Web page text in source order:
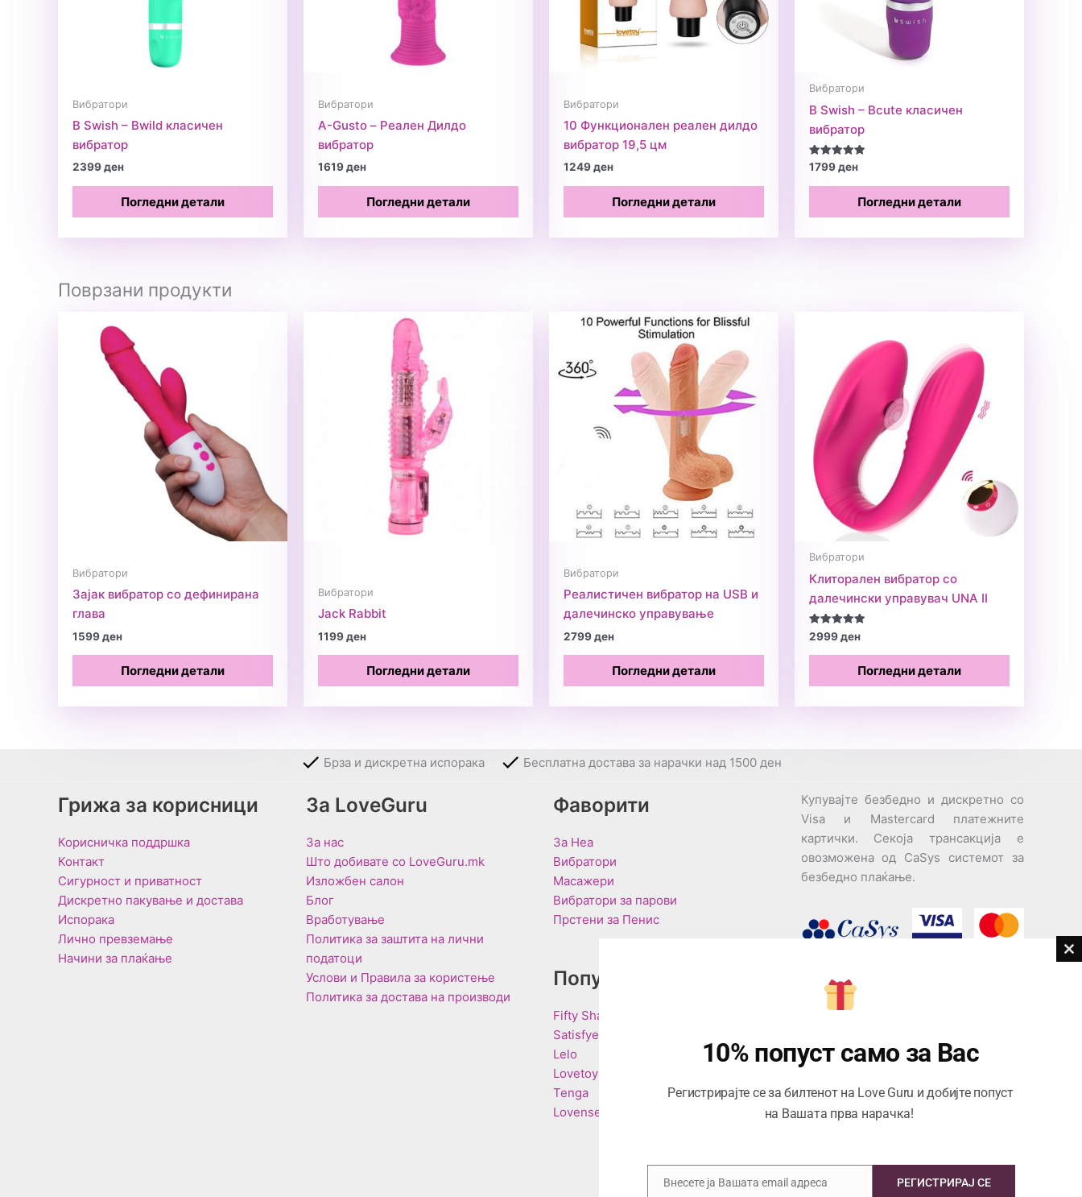
Вибратори
B Swish – Bwild класичен
вибратор
2399ден
Погледни детали
Вибратори
A-Gusto – Реален Дилдо
вибратор
1619ден
Погледни детали
Вибратори
10 Функционален реален дилдо
вибратор 19,5 цм
1249ден
Погледни детали
Вибратори
B Swish – Bcute класичен
вибратор
Оценето
од 5
1799ден
Погледни детали
Поврзани продукти
Вибратори
Зајак вибратор со дефинирана
глава
1599ден
Погледни детали
Вибратори
Jack Rabbit
1199ден
Погледни детали
Вибратори
Реалистичен вибратор на USB и
далечинско управување
2799ден
Погледни детали
Вибратори
Клиторален вибратор со
далечински управувач UNA II
Оценето
5.00
од 5
2999ден
Погледни детали
Брза и дискретна испорака Бесплатна достава за нарачки над 1500 ден
Грижа за корисници
Корисничка поддршка
Контакт
Сигурност и приватност
Дискретно пакување и достава
Испорака
Лично превземање
Начини за плаќање
За LoveGuru
За нас
Што добивате со LoveGuru.mk
Изложбен салон
Блог
Вработување
Политика за заштита на лични
податоци
Услови и Правила за користење
Политика за достава на производи
Фаворити
За Неа
Вибратори
Масажери
Вибратори за парови
Прстени за Пенис
Популарни Брендови
Fifty Shades of Grey
Satisfyer
Lelo
Lovetoy
Tenga
Lovense
Купувајте безбедно и дискретно со
Visa и Mastercard платежните
картички. Секоја трансакција е
овозможена од CaSys системот за
безбедно плаќање.
Центар за корисници
076945497; 076945498
Email:
contact@loveguru.mk
Саб – Нед: 10-18
10% попуст само за Вас
Регистрирајте се за билтенот на Love Guru и добијте попуст
на Вашата прва нарачка!
Email
Внесете ја Вашата email адреса РЕГИСТРИРАЈ СЕ